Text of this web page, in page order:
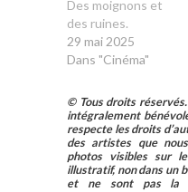
Des moignons et
des ruines.
29 mai 2025
Dans "Cinéma"
© Tous droits
intégralement
respecte les droits
des artistes que
photos visibles sur
illustratif, non dans un
et ne sont pas la